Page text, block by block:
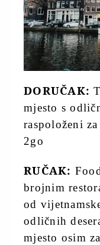
DORUČAK:
mjesto s
raspoloženi
2go
RUČAK:
brojnim
od
odličnih
mjesto osim